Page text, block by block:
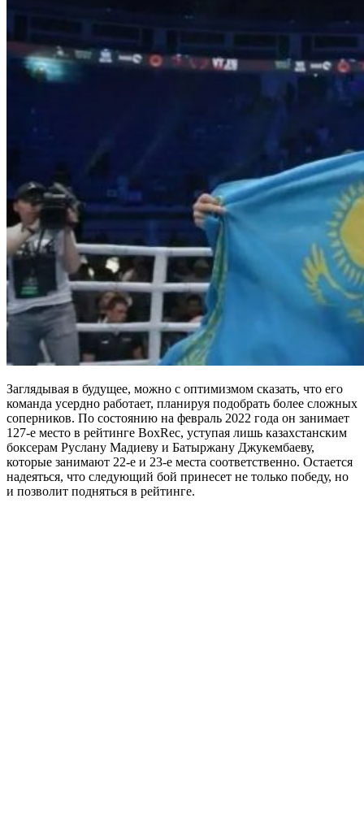
Заглядывая в будущее, можно с оптимизмом сказать, что его
команда усердно работает, планируя подобрать более сложных
соперников. По состоянию на февраль 2022 года он занимает
127-е место в рейтинге BoxRec, уступая лишь казахстанским
боксерам Руслану Мадиеву и Батыржану Джукембаеву,
которые занимают 22-е и 23-е места соответственно. Остается
надеяться, что следующий бой принесет не только победу, но
и позволит подняться в рейтинге.